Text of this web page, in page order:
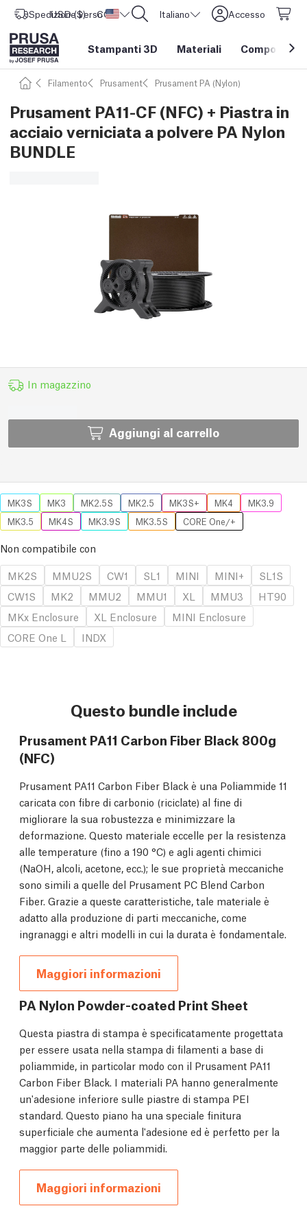
Spedizione verso Stati Uniti d'America
USD ($) CORE One L: Ora disponibile! Italiano Accesso
Stampanti 3D Materiali Componenti
Filamento Prusament Prusament PA (Nylon)
Prusament PA11-CF (NFC) + Piastra in
acciaio verniciata a polvere PA Nylon
BUNDLE
In magazzino
Aggiungi al carrello
MK3S MK3 MK2.5S MK2.5 MK3S+ MK4
MK3.9
MK3.5
MK4S MK3.9S MK3.5S CORE One/+
Non compatibile con
MK2S
MMU2S CW1 SL1 MINI MINI+
SL1S
CW1S
MK2 MMU2 MMU1 XL MMU3
HT90
MKx Enclosure
XL Enclosure
MINI Enclosure
CORE One L
INDX
Questo bundle include
Prusament PA11 Carbon Fiber Black 800g
(NFC)
Prusament PA11 Carbon Fiber Black è una Poliammide 11
caricata con fibre di carbonio (riciclate) al fine di
migliorare la sua robustezza e minimizzare la
deformazione. Questo materiale eccelle per la resistenza
alle temperature (fino a 190 °C) e agli agenti chimici
(NaOH, alcoli, acetone, ecc.); le sue proprietà meccaniche
sono simili a quelle del Prusament PC Blend Carbon
Fiber. Grazie a queste caratteristiche, tale materiale è
adatto alla produzione di parti meccaniche, come
ingranaggi e altri modelli in cui la durata è fondamentale.
Maggiori informazioni
PA Nylon Powder-coated Print Sheet
Questa piastra di stampa è specificatamente progettata
per essere usata nella stampa di filamenti a base di
poliammide, in particolar modo con il Prusament PA11
Carbon Fiber Black. I materiali PA hanno generalmente
un'adesione inferiore sulle piastre di stampa PEI
standard. Questo piano ha una speciale finitura
superficiale che aumenta l'adesione ed è perfetto per la
maggior parte delle poliammidi.
Maggiori informazioni